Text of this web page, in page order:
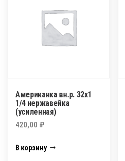
Американка вн.р. 32х1
1/4 нержавейка
(усиленная)
420,00 ₽
В корзину